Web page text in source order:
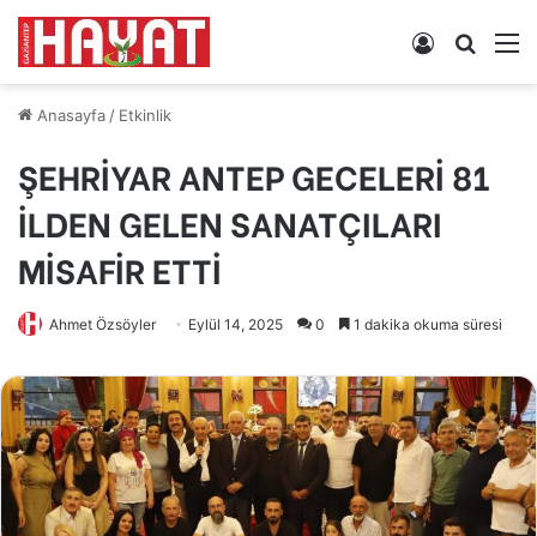
Arama
Kayıt
Anasayfa/ Etkinlik
ŞEHRİYAR ANTEP GECELERİ 81
İLDEN GELEN SANATÇILARI
MİSAFİR ETTİ
Ahmet Özsöyler Eylül 14, 2025 0 1 dakika okuma süresi